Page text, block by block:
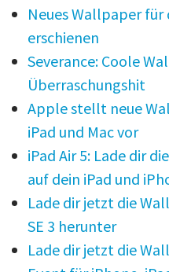
Neues Wallpaper für
erschienen
Severance: Coole
Überraschungshit
Apple stellt neue
iPad und Mac vor
iPad Air 5: Lade dir
auf dein iPad und
Lade dir jetzt die
SE 3 herunter
Lade dir jetzt die